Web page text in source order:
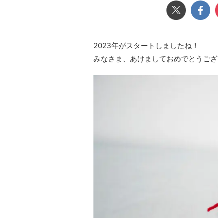
2023年がスタートしましたね！
みなさま、あけましておめでとうご